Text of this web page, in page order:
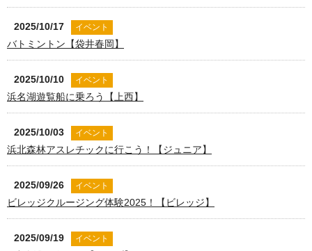
2025/10/17 イベント
バトミントン【袋井春岡】
2025/10/10 イベント
浜名湖遊覧船に乗ろう【上西】
2025/10/03 イベント
浜北森林アスレチックに行こう！【ジュニア】
2025/09/26 イベント
ビレッジクルージング体験2025！【ビレッジ】
2025/09/19 イベント